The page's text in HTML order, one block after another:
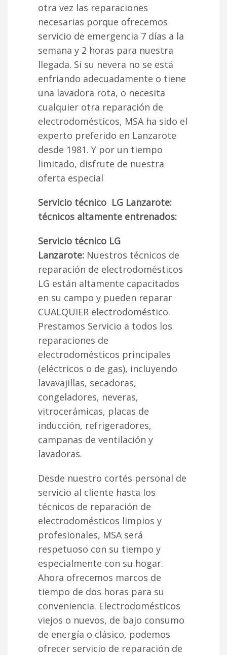
otra vez las reparaciones
necesarias porque ofrecemos
servicio de emergencia 7 días a la
semana y 2 horas para nuestra
llegada. Si su nevera no se está
enfriando adecuadamente o tiene
una lavadora rota, o necesita
cualquier otra reparación de
electrodomésticos, MSA ha sido el
experto preferido en Lanzarote
desde 1981. Y por un tiempo
limitado, disfrute de nuestra
oferta especial
Servicio técnico LG Lanzarote:
técnicos altamente entrenados:
Servicio técnico LG
Lanzarote: Nuestros técnicos de
reparación de electrodomésticos
LG están altamente capacitados
en su campo y pueden reparar
CUALQUIER electrodoméstico.
Prestamos Servicio a todos los
reparaciones de
electrodomésticos principales
(eléctricos o de gas), incluyendo
lavavajillas, secadoras,
congeladores, neveras,
vitrocerámicas, placas de
inducción, refrigeradores,
campanas de ventilación y
lavadoras.
Desde nuestro cortés personal de
servicio al cliente hasta los
técnicos de reparación de
electrodomésticos limpios y
profesionales, MSA será
respetuoso con su tiempo y
especialmente con su hogar.
Ahora ofrecemos marcos de
tiempo de dos horas para su
conveniencia. Electrodomésticos
viejos o nuevos, de bajo consumo
de energía o clásico, podemos
ofrecer servicio de reparación de